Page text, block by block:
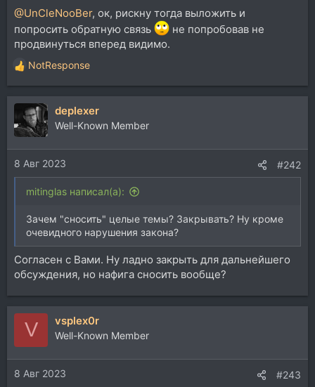
@UnCleNooBer, ок, рискну тогда выложить и
попросить обратную связь
не попробовав не
продвинуться вперед видимо.
Р
е
а
ц
и
и
:
NotResponse
deplexer
Well-Known Member
8 Авг 2023 #242
mitinglas написал(а):
Зачем "сносить" целые темы? Закрывать? Ну кроме
очевидного нарушения закона?
Согласен с Вами. Ну ладно закрыть для дальнейшего
обсуждения, но нафига сносить вообще?
V vsplex0r
Well-Known Member
8 Авг 2023 #243